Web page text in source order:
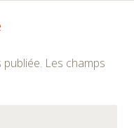
Les champs